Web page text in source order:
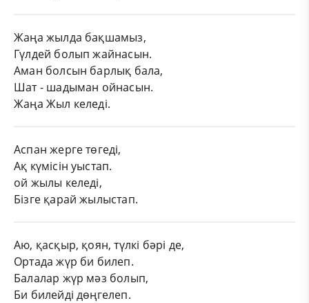
Жаңа жылда бақшамыз,
Гүлдей болып жайнасын.
Аман болсын барлық бала,
Шат - шадыман ойнасын.
Жаңа Жыл келеді.
Аспан жерге төгеді,
Ақ күмісін уыстап.
ой жылы келеді,
Бізге қарай жылыстап.
Аю, қасқыр, қоян, түлкі бәрі де,
Ортада жүр би билеп.
Балалар жүр мәз болып,
Би билейді дөңгелеп.